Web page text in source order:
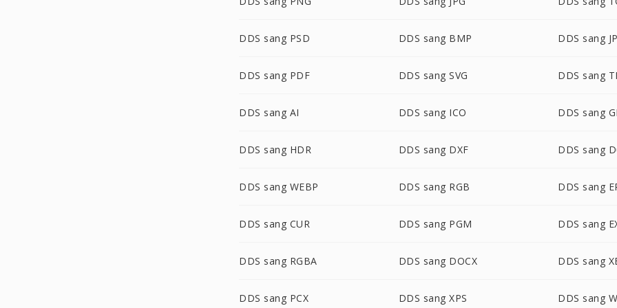
DDS sang PSD DDS sang BMP DDS sang
DDS sang PDF DDS sang SVG DDS sang
DDS sang AI DDS sang ICO DDS sang
DDS sang HDR DDS sang DXF DDS sang
DDS sang WEBP DDS sang RGB DDS sang
DDS sang CUR DDS sang PGM DDS sang
DDS sang RGBA DDS sang DOCX DDS sang
DDS sang PCX DDS sang XPS DDS sang